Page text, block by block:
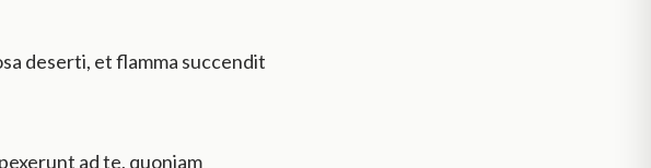
deserti, et flamma succendit
ad te, quoniam